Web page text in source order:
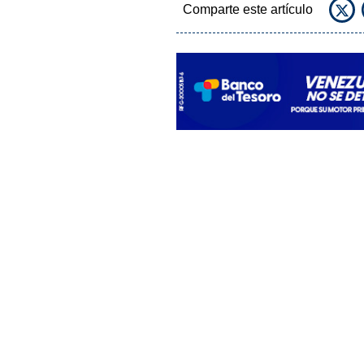
Comparte este artículo